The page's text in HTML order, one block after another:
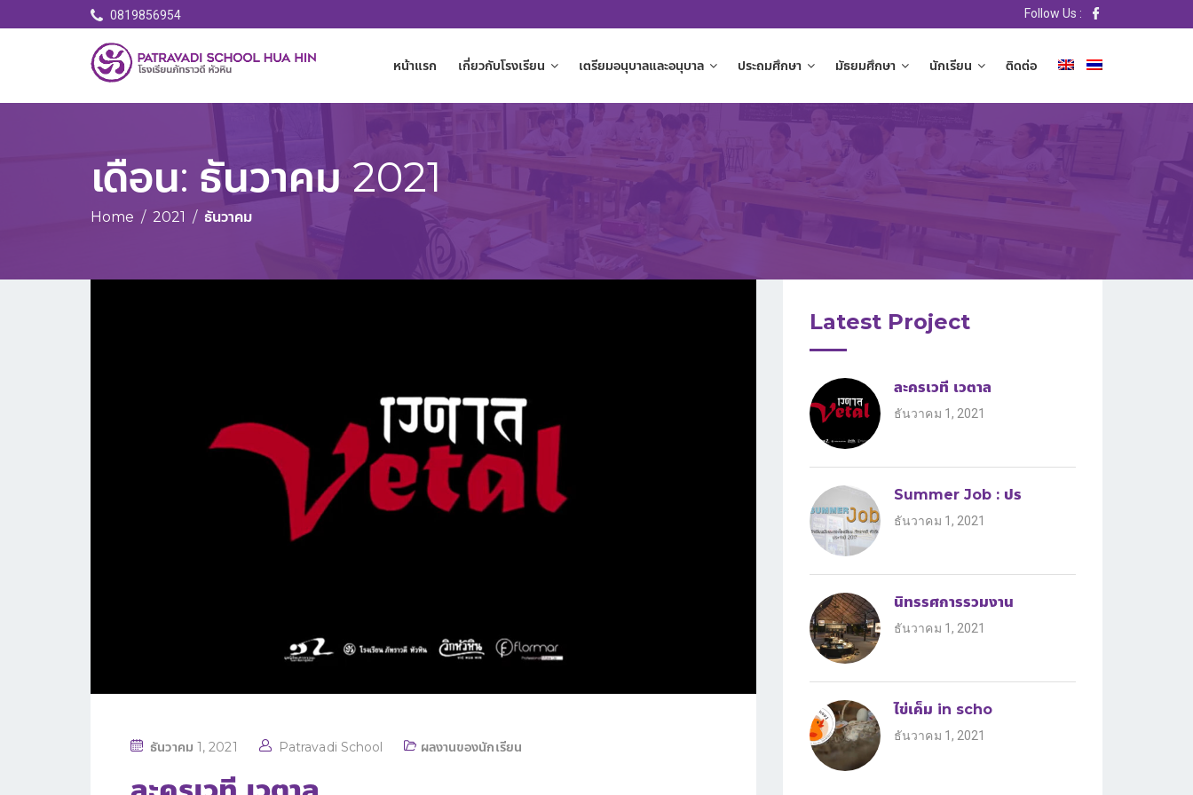
0819856954 Follow Us :
หน้าแรก เกี่ยวกับโรงเรียน เตรียมอนุบาลและอนุบาล ประถมศึกษา มัธยมศึกษา นักเรียน ติดต่อ
เดือน: ธันวาคม 2021
Home 2021 ธันวาคม
P
S
ธันวาคม 1, 2021 Patravadi School ผลงานของนักเรียน
Latest Project
ละครเวที เวตาล
ธันวาคม 1, 2021
Summer Job : ปร
ธันวาคม 1, 2021
นิทรรศการรวมงาน
ธันวาคม 1, 2021
ไข่เค็ม in scho
ธันวาคม 1, 2021